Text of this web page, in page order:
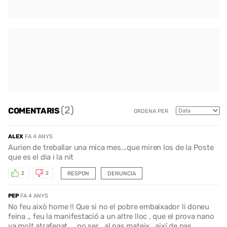
COMENTARIS(2) ORDENA PER
ALEX FA 4 ANYS
Aurien de treballar una mica mes...que miren los de la Poste
que es el dia i la nit
RESPON
2 2 DENUNCIA
PEP FA 4 ANYS
No feu això home !! Que si no el pobre embaixador li doneu
feina ,, feu la manifestació a un altre lloc , que el prova nano